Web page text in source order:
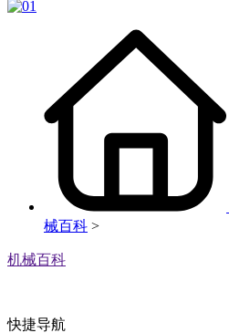
械百科 >
机械百科
快捷导航